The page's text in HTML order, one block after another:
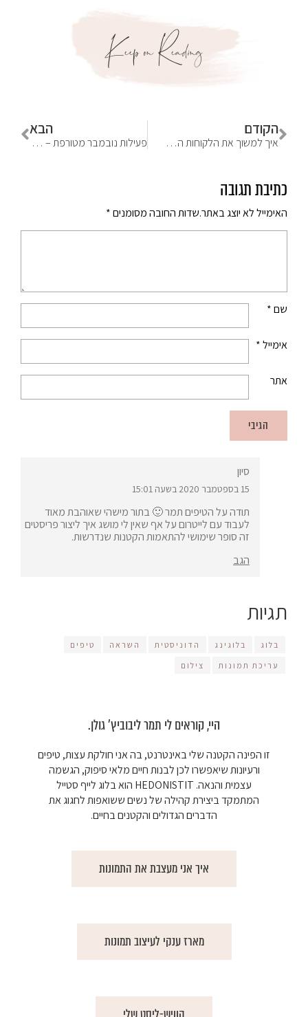
Keep on Reading
הקודם
איך למשוך את הלקוחות האידיאליים לעסק שלך
הבא
פעילות נובמבר מטורפת – קיט ביוטי, מוצרי נייר ואקקססוריז מהממים למשרד
כתיבת תגובה
האימייל לא יוצג באתר.שדות החובה מסומנים*
שם*
אימייל*
אתר
סיון
15 בספטמבר 2020 בשעה 15:01
תודה על הטיפים תמר 🙂 בתור מישהי שאוהבת מאוד
לעבוד עם לייטרום על אף שאין לי מושג איך ליצור פריסטים
זה סופר שימושי להתאמות הקטנות שנדרשות.
הגב
תגיות
בלוג בלוגינג הדוניסטית השראה
טיפים
עריכת תמונות
צילום
היי, קוראים לי תמר ליבוביץ׳ גולן.
זו הפינה הקטנה שלי באינטרנט, בה אני חולקת עצות, טיפים
ורעיונות שיאפשרו לכן לבנות חיים מלאי סיפוק, הגשמה
עצמית והנאה. HEDONISTIT הוא בלוג לייף סטייל
המתמקד ביצירת קהילה של נשים ששואפות לחגוג את
הדברים הגדולים והקטנים בחיים.
איך אני מעצבת את התמונות
מארז ענקי לעיצוב תמונות